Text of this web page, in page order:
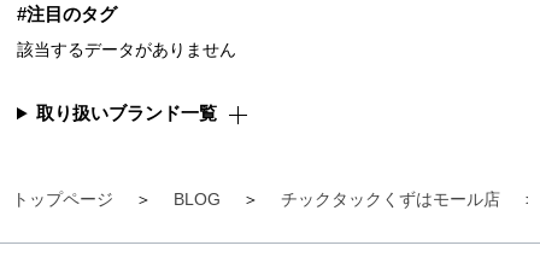
トップページ BLOG チックタックくずはモール店
#注目のタグ
該当するデータがありません
取り扱いブランド一覧